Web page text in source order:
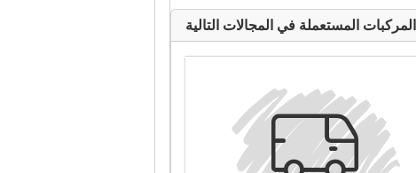
المركبات المستعملة في المجالات التالية